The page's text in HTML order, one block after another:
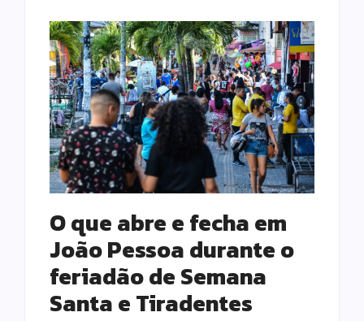
O que abre e fecha em
João Pessoa durante o
feriadão de Semana
Santa e Tiradentes